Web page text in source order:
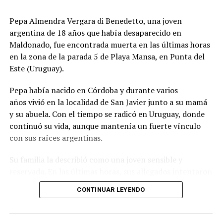
zona.
El ministro de Protección Civil, Nello Musumeci, advirtió
sobre la continuidad de la actividad sísmica y señaló que
“nuevos eventos de magnitud superior a 3 podrían
las autoridades locales, que mantienen el monitoreo
para detectar réplicas y coordinar asistencia donde haga
falta.
INGV confirmó los datos del sismo y la poca
profundidad, factores que explican por qué el terremoto
Pepa Almendra Vergara di Benedetto, una joven
argentina de 18 años que había desaparecido en
Maldonado, fue encontrada muerta en las últimas horas
en la zona de la parada 5 de Playa Mansa, en Punta del
Este (Uruguay).
Pepa había nacido en Córdoba y durante varios
años vivió en la localidad de San Javier junto a su mamá
y su abuela. Con el tiempo se radicó en Uruguay, donde
continuó su vida, aunque mantenía un fuerte vínculo
con sus raíces argentinas.
reconstruir qué pasó durante el lunes, cuando perdieron
contacto con ella y comenzó una búsqueda que terminó
CONTINUAR LEYENDO